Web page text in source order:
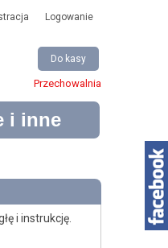
Logowanie
Do kasy
Przechowalnia
i inne
i instrukcję.